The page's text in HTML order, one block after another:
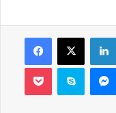
Facebook
X
Pocket Skype